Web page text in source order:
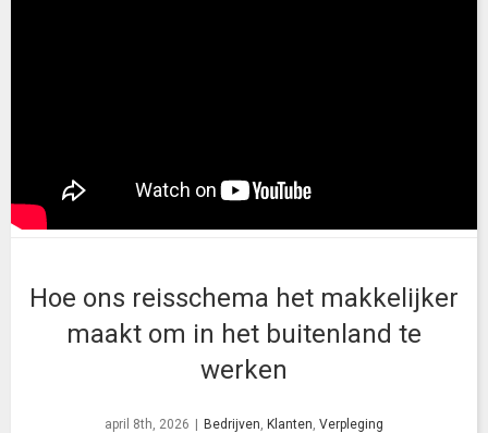
Hoe ons reisschema het makkelijker
maakt om in het buitenland te
werken
april 8th, 2026 Bedrijven, Klanten, Verpleging